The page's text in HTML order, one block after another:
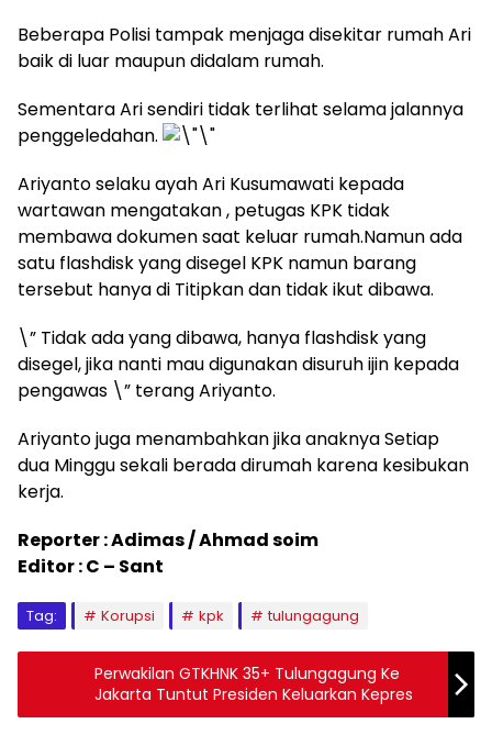
Beberapa Polisi tampak menjaga disekitar rumah Ari
baik di luar maupun didalam rumah.
Sementara Ari sendiri tidak terlihat selama jalannya
penggeledahan.
Ariyanto selaku ayah Ari Kusumawati kepada
wartawan mengatakan , petugas KPK tidak
membawa dokumen saat keluar rumah.Namun ada
satu flashdisk yang disegel KPK namun barang
tersebut hanya di Titipkan dan tidak ikut dibawa.
\” Tidak ada yang dibawa, hanya flashdisk yang
disegel, jika nanti mau digunakan disuruh ijin kepada
pengawas \” terang Ariyanto.
Ariyanto juga menambahkan jika anaknya Setiap
dua Minggu sekali berada dirumah karena kesibukan
kerja.
Reporter : Adimas / Ahmad soim
Editor : C – Sant
Tag: Korupsi kpk tulungagung
Perwakilan GTKHNK 35+ Tulungagung Ke
Jakarta Tuntut Presiden Keluarkan Kepres